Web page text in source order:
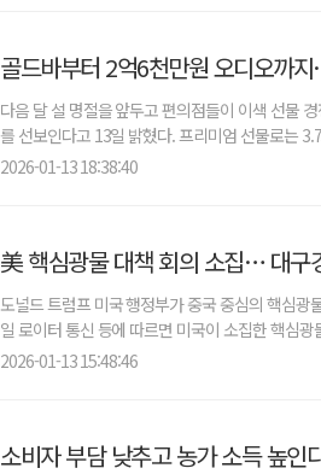
골드바부터 2억6천만원 오디오까
다음 달 설 명절을 앞두고 편의점들이 이색 선물
를 선보인다고 13일 밝혔다. 프리미엄 선물로는
2026-01-13 18:38:40
美 핵심광물 대책 회의 소집… 대구
도널드 트럼프 미국 행정부가 중국 중심의 핵심
일 로이터 통신 등에 따르면 미국이 소집한 핵심광
2026-01-13 15:48:46
소비자 부담 낮추고 농가 소득 높